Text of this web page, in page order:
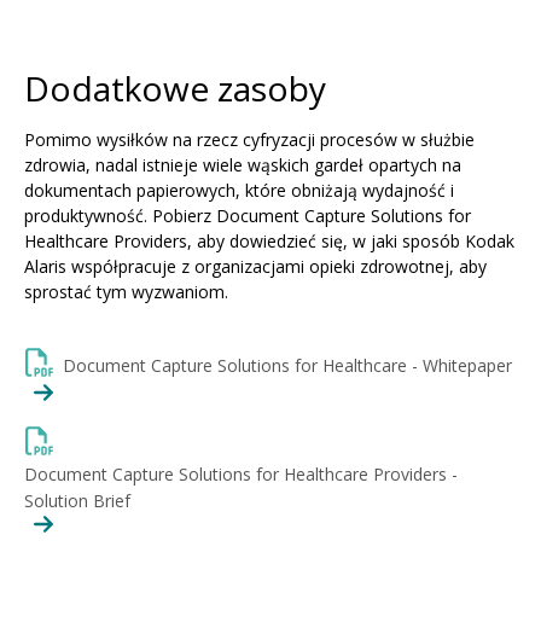
Dodatkowe zasoby
Pomimo wysiłków na rzecz cyfryzacji procesów w służbie
zdrowia, nadal istnieje wiele wąskich gardeł opartych na
dokumentach papierowych, które obniżają wydajność i
produktywność. Pobierz Document Capture Solutions for
Healthcare Providers, aby dowiedzieć się, w jaki sposób Kodak
Alaris współpracuje z organizacjami opieki zdrowotnej, aby
sprostać tym wyzwaniom.
Document Capture Solutions for Healthcare - Whitepaper
Document Capture Solutions for Healthcare Providers -
Solution Brief